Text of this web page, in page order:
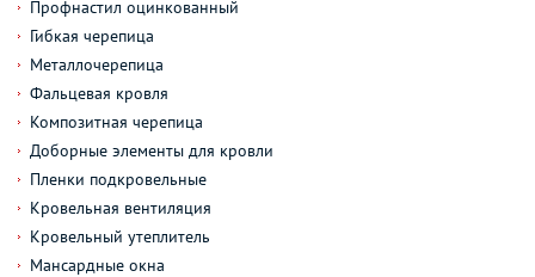
Профнастил оцинкованный
Гибкая черепица
Металлочерепица
Фальцевая кровля
Композитная черепица
Доборные элементы для кровли
Пленки подкровельные
Кровельная вентиляция
Кровельный утеплитель
Мансардные окна